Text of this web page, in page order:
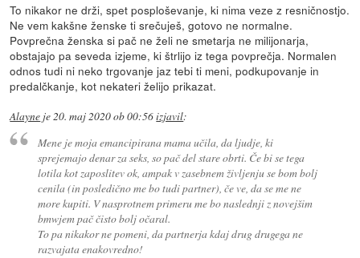
To nikakor ne drži, spet posploševanje, ki nima veze z resničnostjo.
Ne vem kakšne ženske ti srečuješ, gotovo ne normalne.
Povprečna ženska si pač ne želi ne smetarja ne milijonarja,
obstajajo pa seveda izjeme, ki štrlijo iz tega povprečja. Normalen
odnos tudi ni neko trgovanje jaz tebi ti meni, podkupovanje in
predalčkanje, kot nekateri želijo prikazat.
Alayne je20. maj 2020 ob 00:56izjavil:
Mene je moja emancipirana mama učila, da ljudje, ki
sprejemajo denar za seks, so pač del stare obrti. Če bi se tega
lotila kot zaposlitev ok, ampak v zasebnem življenju se bom bolj
cenila (in posledično me bo tudi partner), če ve, da se me ne
more kupiti. V nasprotnem primeru me bo naslednji z novejšim
bmwjem pač čisto bolj očaral.
To pa nikakor ne pomeni, da partnerja kdaj drug drugega ne
razvajata enakovredno!